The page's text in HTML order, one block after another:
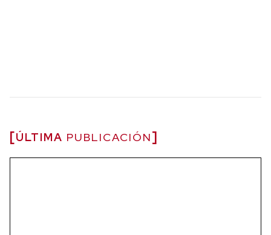
ÚLTIMA PUBLICACIÓN